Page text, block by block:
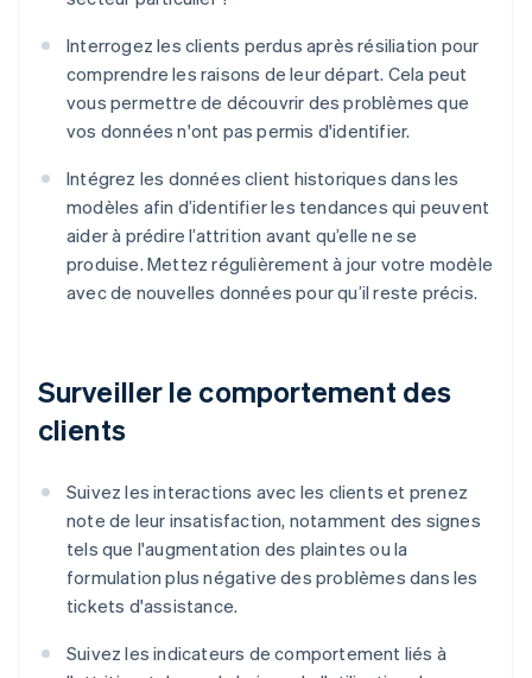
Interrogez les clients perdus après résiliation pour
comprendre les raisons de leur départ. Cela peut
vous permettre de découvrir des problèmes que
vos données n'ont pas permis d'identifier.
Intégrez les données client historiques dans les
modèles afin d’identifier les tendances qui peuvent
aider à prédire l’attrition avant qu’elle ne se
produise. Mettez régulièrement à jour votre modèle
avec de nouvelles données pour qu’il reste précis.
Surveiller le comportement des
clients
Suivez les interactions avec les clients et prenez
note de leur insatisfaction, notamment des signes
tels que l'augmentation des plaintes ou la
formulation plus négative des problèmes dans les
tickets d'assistance.
Suivez les indicateurs de comportement liés à